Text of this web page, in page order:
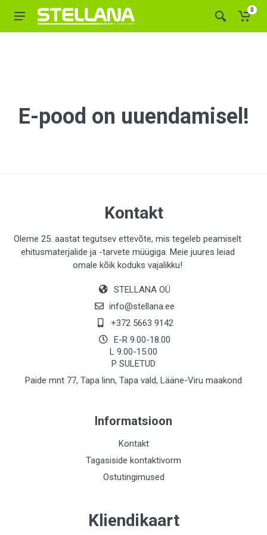
0
E-pood on uuendamisel!
Kontakt
Oleme 25. aastat tegutsev ettevõte, mis tegeleb peamiselt
ehitusmaterjalide ja -tarvete müügiga. Meie juures leiad
omale kõik koduks vajalikku!
STELLANA OÜ
info@stellana.ee
+372 5663 9142
E-R 9.00-18.00
L 9.00-15.00
P SULETUD
Paide mnt 77, Tapa linn, Tapa vald, Lääne-Viru maakond
Informatsioon
Kontakt
Tagasiside kontaktivorm
Ostutingimused
Kliendikaart